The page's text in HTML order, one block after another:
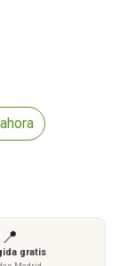
📍
gratis